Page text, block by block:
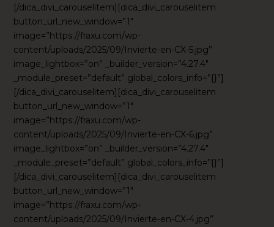
[/dica_divi_carouselitem][dica_divi_carouselitem
button_url_new_window=”1″
image=”https://fraxu.com/wp-
content/uploads/2025/09/Invierte-en-CX-5.jpg”
image_lightbox=”on” _builder_version=”4.27.4″
_module_preset=”default” global_colors_info=”{}”]
[/dica_divi_carouselitem][dica_divi_carouselitem
button_url_new_window=”1″
image=”https://fraxu.com/wp-
content/uploads/2025/09/Invierte-en-CX-6.jpg”
image_lightbox=”on” _builder_version=”4.27.4″
_module_preset=”default” global_colors_info=”{}”]
[/dica_divi_carouselitem][dica_divi_carouselitem
button_url_new_window=”1″
image=”https://fraxu.com/wp-
content/uploads/2025/09/Invierte-en-CX-4.jpg”